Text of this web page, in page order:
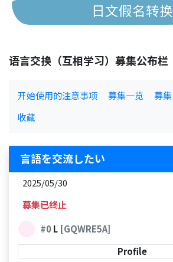
日文假名转换
语言交换（互相学习）募集公布栏
开始使用的注意事项 募集一览 募集
收藏
言語を交流したい
2025/05/30
募集已终止
#0L [GQWRE5A]
Profile